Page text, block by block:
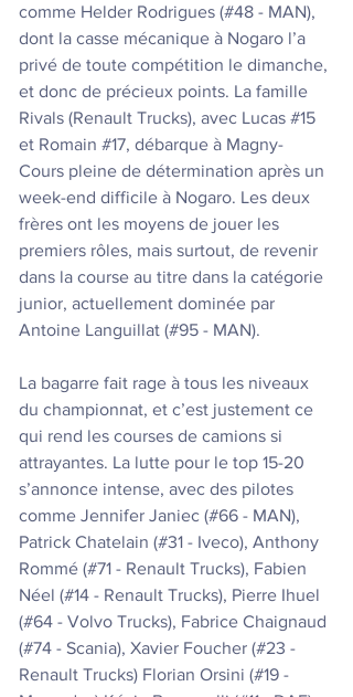
comme Helder Rodrigues (#48 - MAN),
dont la casse mécanique à Nogaro l’a
privé de toute compétition le dimanche,
et donc de précieux points. La famille
Rivals (Renault Trucks), avec Lucas #15
et Romain #17, débarque à Magny-
Cours pleine de détermination après un
week-end difficile à Nogaro. Les deux
frères ont les moyens de jouer les
premiers rôles, mais surtout, de revenir
dans la course au titre dans la catégorie
junior, actuellement dominée par
Antoine Languillat (#95 - MAN).
La bagarre fait rage à tous les niveaux
du championnat, et c’est justement ce
qui rend les courses de camions si
attrayantes. La lutte pour le top 15-20
s’annonce intense, avec des pilotes
comme Jennifer Janiec (#66 - MAN),
Patrick Chatelain (#31 - Iveco), Anthony
Rommé (#71 - Renault Trucks), Fabien
Néel (#14 - Renault Trucks), Pierre Ihuel
(#64 - Volvo Trucks), Fabrice Chaignaud
(#74 - Scania), Xavier Foucher (#23 -
Renault Trucks) Florian Orsini (#19 -